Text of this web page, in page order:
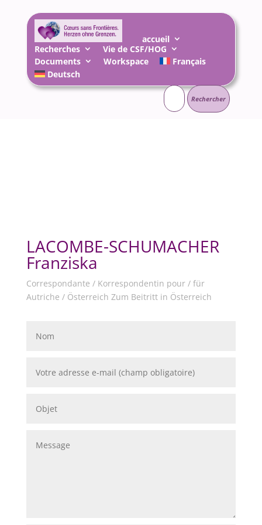
accueil
Recherches
Vie de CSF/HOG
Documents
Workspace
Français
Deutsch
Rechercher :
LACOMBE-SCHUMACHER
Franziska
Correspondante / Korrespondentin pour / für
Autriche / Österreich Zum Beitritt in Österreich